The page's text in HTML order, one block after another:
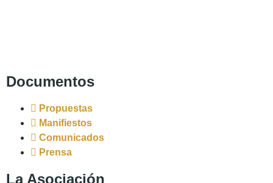
Documentos
Propuestas
Manifiestos
Comunicados
Prensa
La Asociación